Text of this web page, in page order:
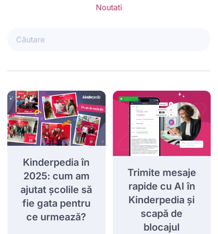
Noutati
Kinderpedia în
2025: cum am
ajutat școlile să
fie gata pentru
ce urmează?
Trimite mesaje
rapide cu AI în
Kinderpedia și
scapă de
blocajul